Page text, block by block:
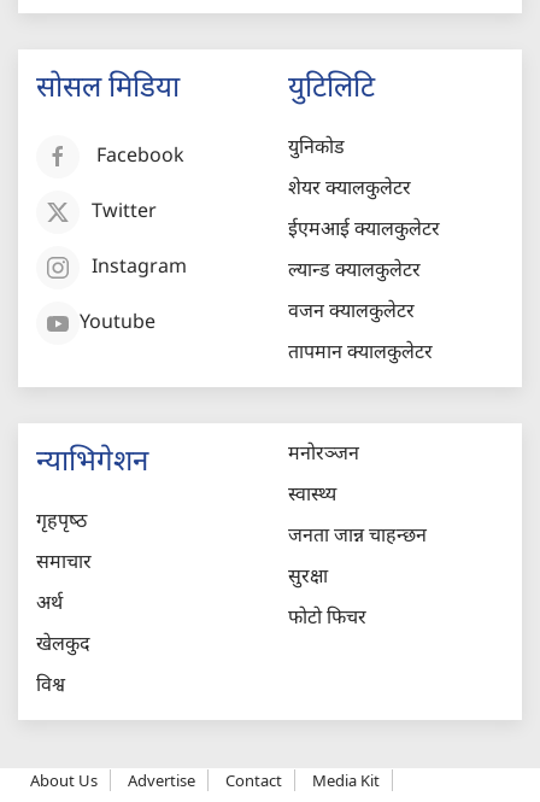
सोसल मिडिया
Facebook
Twitter
Instagram
Youtube
युटिलिटि
युनिकोड
शेयर क्यालकुलेटर
ईएमआई क्यालकुलेटर
ल्यान्ड क्यालकुलेटर
वजन क्यालकुलेटर
तापमान क्यालकुलेटर
न्याभिगेशन
गृहपृष्‍ठ
समाचार
अर्थ
खेलकुद
विश्व
मनोरञ्जन
स्वास्थ्य
जनता जान्न चाहन्छन
सुरक्षा
फोटो फिचर
About Us Advertise Contact Media Kit